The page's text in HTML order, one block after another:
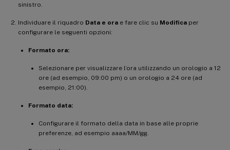
sinistro.
Individuare il riquadro Data e ora e fare clic su Modifica per
configurare le seguenti opzioni:
Formato ora:
Selezionare per visualizzare l’ora utilizzando un orologio a 12
ore (ad esempio, 09:00 pm) o un orologio a 24 ore (ad
esempio, 21:00).
Formato data:
Configurare il formato della data in base alle proprie
preferenze, ad esempio aaaa/MM/gg.